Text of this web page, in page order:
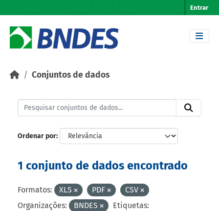
Entrar
Conjuntos de dados
Ordenar por
1 conjunto de dados encontrado
Formatos: XLS PDF
CSV
Organizações:
BNDES
Etiquetas: